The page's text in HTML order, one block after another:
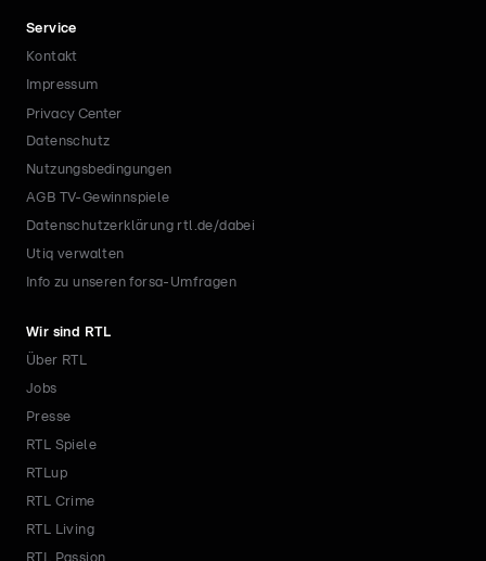
Service
Kontakt
Impressum
Privacy Center
Datenschutz
Nutzungsbedingungen
AGB TV-Gewinnspiele
Datenschutzerklärung rtl.de/dabei
Utiq verwalten
Info zu unseren forsa-Umfragen
Wir sind RTL
Über RTL
Jobs
Presse
RTL Spiele
RTLup
RTL Crime
RTL Living